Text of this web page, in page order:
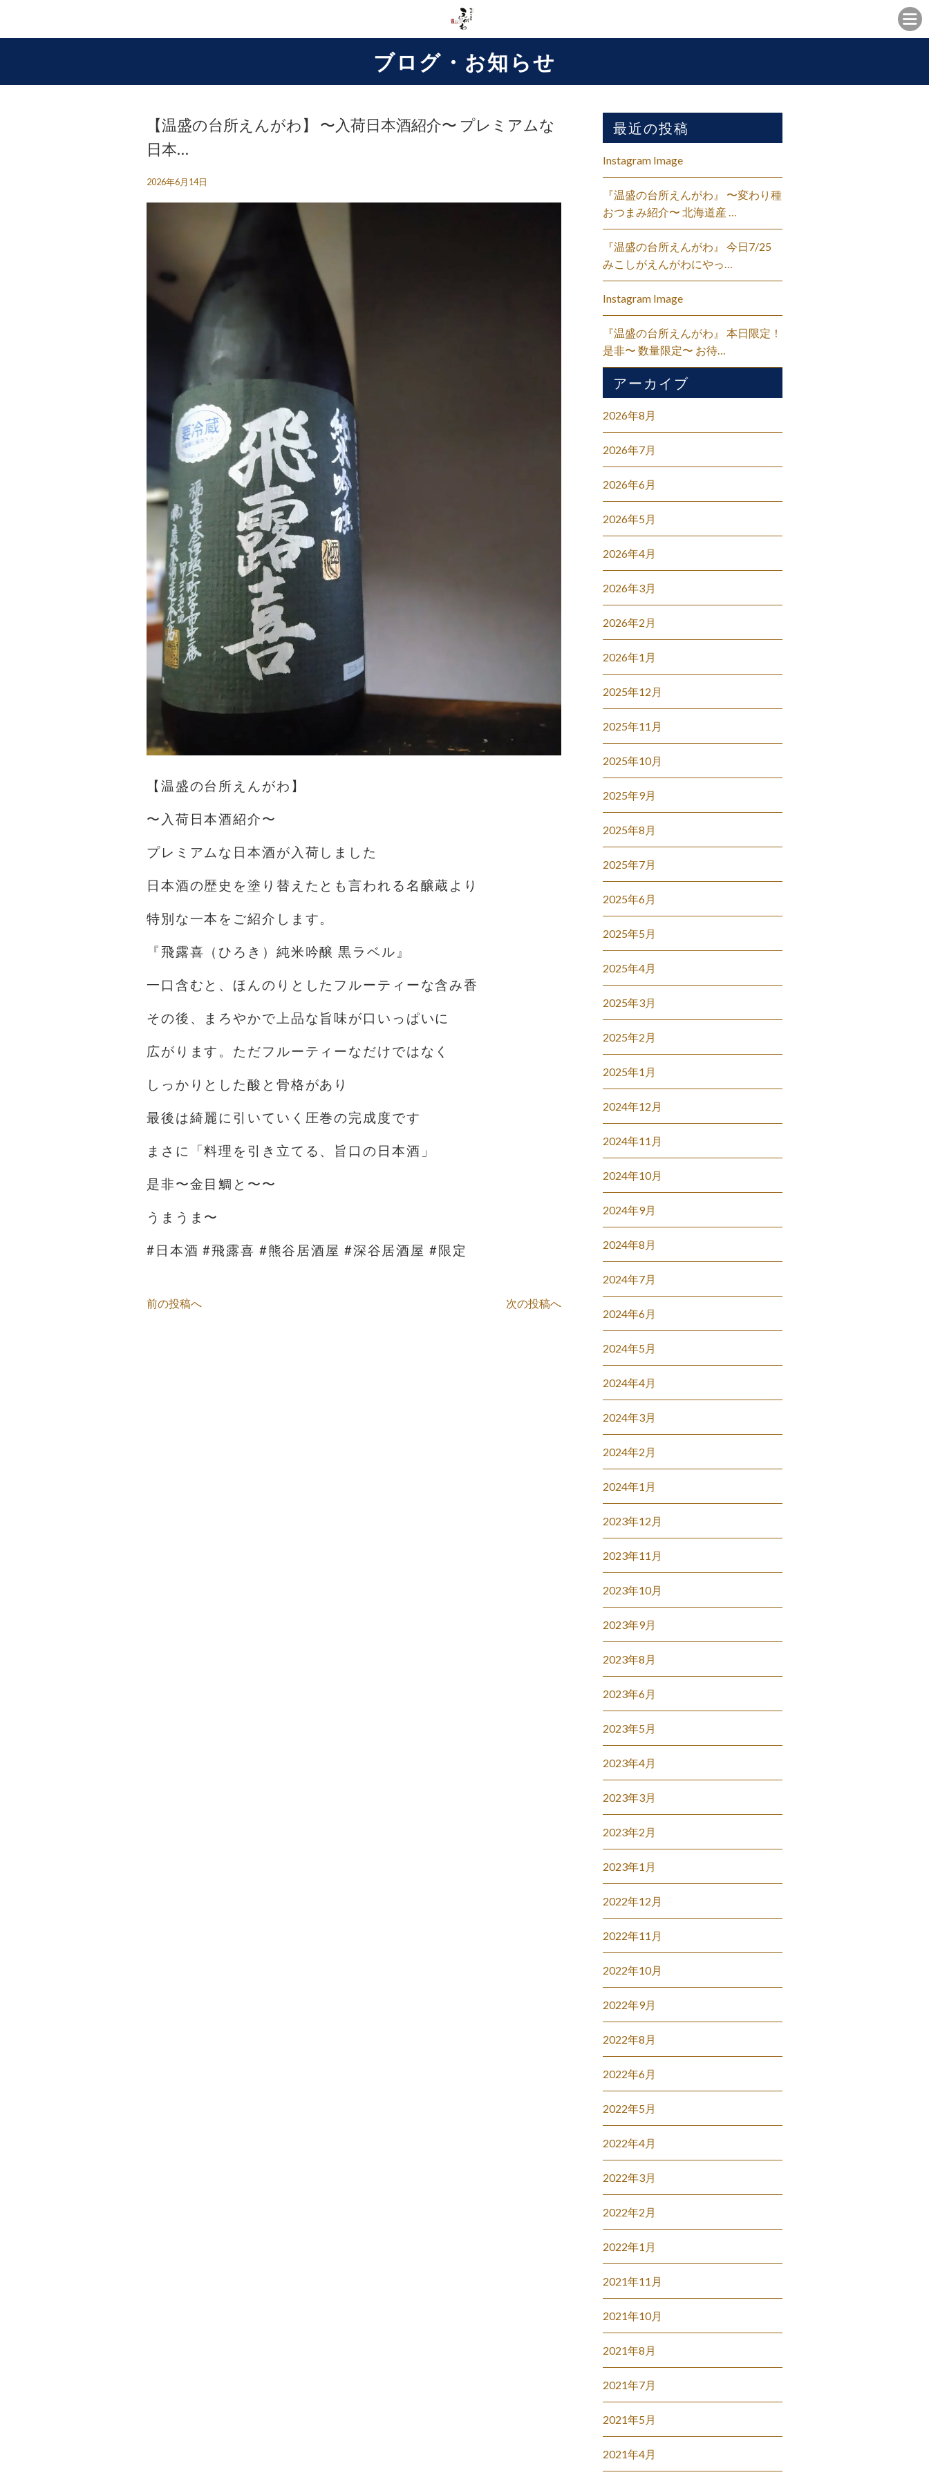
ブログ・お知らせ
【温盛の台所えんがわ】 〜入荷日本酒紹介〜 プレミアムな
日本…
2026年6月14日
【温盛の台所えんがわ】
〜入荷日本酒紹介〜
プレミアムな日本酒が入荷しました️
日本酒の歴史を塗り替えたとも言われる名醸蔵より
特別な一本をご紹介します。
『飛露喜（ひろき）純米吟醸 黒ラベル』
一口含むと、ほんのりとしたフルーティーな含み香
その後、まろやかで上品な旨味が口いっぱいに
広がります。ただフルーティーなだけではなく
しっかりとした酸と骨格があり
最後は綺麗に引いていく圧巻の完成度です
まさに「料理を引き立てる、旨口の日本酒」
是非〜金目鯛と〜〜
うまうま〜
#日本酒 #飛露喜 #熊谷居酒屋 #深谷居酒屋 #限定
前の投稿へ 次の投稿へ
最近の投稿
Instagram Image
『温盛の台所えんがわ』 〜変わり種
おつまみ紹介〜 北海道産 …
『温盛の台所えんがわ』 今日7/25
みこしがえんがわにやっ…
Instagram Image
『温盛の台所えんがわ』 本日限定！
是非〜 数量限定〜 お待…
アーカイブ
2026年8月
2026年7月
2026年6月
2026年5月
2026年4月
2026年3月
2026年2月
2026年1月
2025年12月
2025年11月
2025年10月
2025年9月
2025年8月
2025年7月
2025年6月
2025年5月
2025年4月
2025年3月
2025年2月
2025年1月
2024年12月
2024年11月
2024年10月
2024年9月
2024年8月
2024年7月
2024年6月
2024年5月
2024年4月
2024年3月
2024年2月
2024年1月
2023年12月
2023年11月
2023年10月
2023年9月
2023年8月
2023年6月
2023年5月
2023年4月
2023年3月
2023年2月
2023年1月
2022年12月
2022年11月
2022年10月
2022年9月
2022年8月
2022年6月
2022年5月
2022年4月
2022年3月
2022年2月
2022年1月
2021年11月
2021年10月
2021年8月
2021年7月
2021年5月
2021年4月